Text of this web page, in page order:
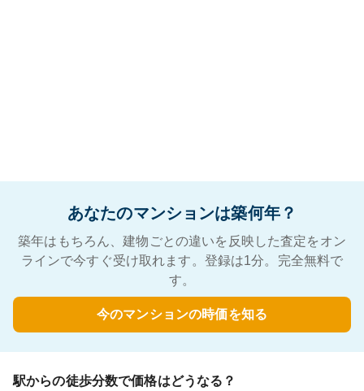
あなたのマンションは築何年？
築年はもちろん、建物ごとの違いを反映した査定をオン
ラインで今すぐ受け取れます。登録は1分。完全無料で
す。
今のマンションの時価を知る
駅からの徒歩分数で価格はどうなる？